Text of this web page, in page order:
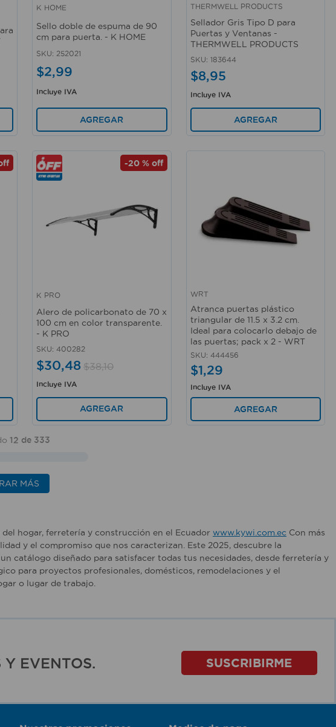
Vista rápida
K HOME
Sello doble de espuma de 90
cm para puerta. - K HOME
SKU: 252021
$2,99
Incluye IVA
AGREGAR
Vista rápida
THERMWELL PRODUCTS
Sellador Gris Tipo D para
Puertas y Ventanas -
THERMWELL PRODUCTS
SKU: 183644
$8,95
Incluye IVA
AGREGAR
-20 %off
K PRO
Alero de policarbonato de 70 x
100 cm en color transparente.
- K PRO
SKU: 400282
$30,48 $38,10
Incluye IVA
AGREGAR
WRT
Atranca puertas plástico
triangular de 11.5 x 3.2 cm.
Ideal para colocarlo debajo de
las puertas; pack x 2 - WRT
SKU: 444456
$1,29
Incluye IVA
AGREGAR
12 de 333
MÁS
hogar, ferretería y construcción en el Ecuador www.kywi.com.ec Con más
y el compromiso que nos caracterizan. Este 2025, descubre la
catálogo diseñado para satisfacer todas tus necesidades, desde ferretería y
para proyectos profesionales, domésticos, remodelaciones y el
o lugar de trabajo.
EVENTOS. SUSCRIBIRME